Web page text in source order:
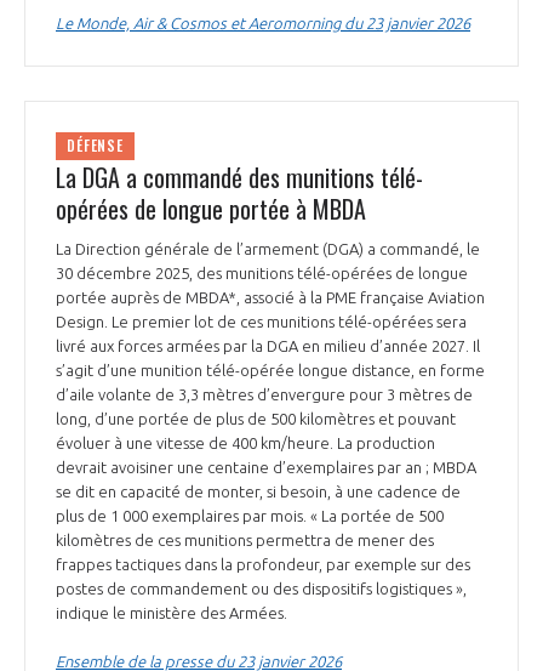
POURQUOI DEVENIR MEMBRE ?
LE MÉDIATEUR DE LA FILIÈRE AÉRONAUTIQUE ET SPATIALE
MÉDIATION ET CHARTE D’ENGAGEMENT SUR LES RELATIONS ENTRE
LA MÉDIATION AU-DELÀ DE LA FILIÈRE AÉRONAUTIQUE ET SPATIALE
PRENDRE CONTACT AVEC LE MÉDIATEUR DE LA FILIÈRE
L'OBSERVATOIRE
CHIFFRES CLÉS
LES ENJEUX
COMPÉTITIVITÉ
EMPLOI & FORMATION
ENVIRONNEMENT
INNOVATION
INTERNATIONALISATION
LES PUBLICATIONS
DOCUMENTS & BROCHURES
RAPPORTS D'ACTIVITÉS
Le Monde, Air & Cosmos et Aeromorning du 23 janvier 2026
DÉFENSE
La DGA a commandé des munitions télé-
opérées de longue portée à MBDA
La Direction générale de l’armement (DGA) a commandé, le
30 décembre 2025, des munitions télé-opérées de longue
portée auprès de MBDA*, associé à la PME française Aviation
Design. Le premier lot de ces munitions télé-opérées sera
livré aux forces armées par la DGA en milieu d’année 2027. Il
s’agit d’une munition télé-opérée longue distance, en forme
d’aile volante de 3,3 mètres d’envergure pour 3 mètres de
long, d’une portée de plus de 500 kilomètres et pouvant
évoluer à une vitesse de 400 km/heure. La production
devrait avoisiner une centaine d’exemplaires par an ; MBDA
se dit en capacité de monter, si besoin, à une cadence de
plus de 1 000 exemplaires par mois. « La portée de 500
kilomètres de ces munitions permettra de mener des
frappes tactiques dans la profondeur, par exemple sur des
postes de commandement ou des dispositifs logistiques »,
indique le ministère des Armées.
Ensemble de la presse du 23 janvier 2026
DEMANDE D’ADHÉSION